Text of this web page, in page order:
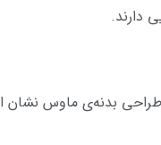
دارند.
بدنه‌ی ماوس نشان